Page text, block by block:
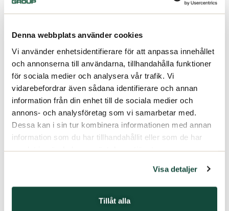
Denna webbplats använder cookies
Vi använder enhetsidentifierare för att anpassa innehållet
och annonserna till användarna, tillhandahålla funktioner
för sociala medier och analysera vår trafik. Vi
vidarebefordrar även sådana identifierare och annan
information från din enhet till de sociala medier och
annons- och analysföretag som vi samarbetar med.
Dessa kan i sin tur kombinera informationen med annan
information som du har tillhandahållit eller som de har
samlat in när du har använt deras tjänster.
Visa detaljer
Tillåt alla